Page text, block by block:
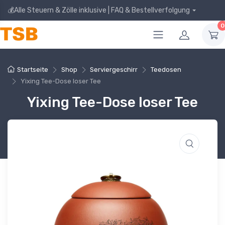
💰Alle Steuern & Zölle inklusive | FAQ & Bestellverfolgung
0
Startseite Shop Serviergeschirr
Teedosen
Yixing Tee-Dose loser Tee
Yixing Tee-Dose loser Tee